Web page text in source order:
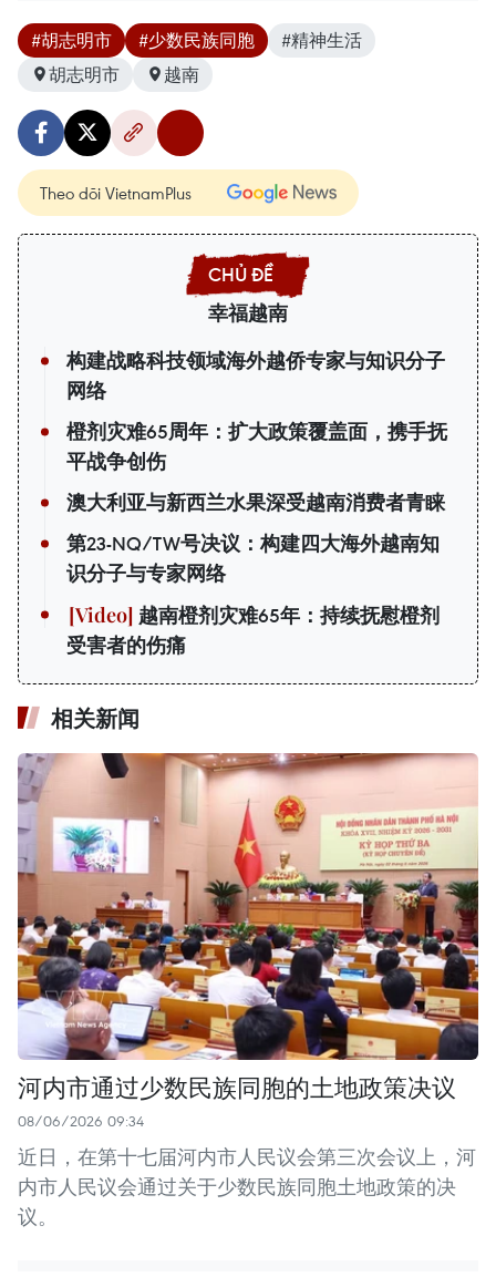
#胡志明市 #少数民族同胞
#精神生活
胡志明市
越南
Theo dõi VietnamPlus
幸福越南
构建战略科技领域海外越侨专家与知识分子
网络
橙剂灾难65周年：扩大政策覆盖面，携手抚
平战争创伤
澳大利亚与新西兰水果深受越南消费者青睐
第23-NQ/TW号决议：构建四大海外越南知
识分子与专家网络
越南橙剂灾难65年：持续抚慰橙剂
受害者的伤痛
相关新闻
河内市通过少数民族同胞的土地政策决议
08/06/2026 09:34
近日，在第十七届河内市人民议会第三次会议上，河
内市人民议会通过关于少数民族同胞土地政策的决
议。